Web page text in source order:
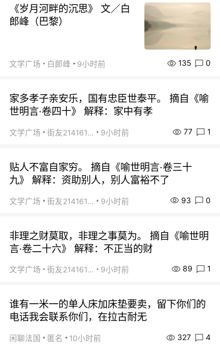
《岁月河畔的沉思》 文／白
郎峰（巴黎）
文学广场 白郞峰 9小时前 135 0
家多孝子亲安乐，国有忠臣世泰平。 摘自《喻
世明言·卷四十》 解释：家中有孝
文学广场 街友21416156 9小时前 77 1
贴人不富自家穷。 摘自《喻世明言·卷三十
九》 解释：资助别人，别人富裕不了
文学广场 街友21416156 9小时前 93 0
非理之财莫取，非理之事莫为。 摘自《喻世明
言·卷二十六》 解释：不正当的财
文学广场 街友21416156 9小时前 89 1
谁有一米一的单人床加床垫要卖，留下你们的
电话我会联系你们，在拉古耐无
闲聊法国 匿名 10小时前 327 4